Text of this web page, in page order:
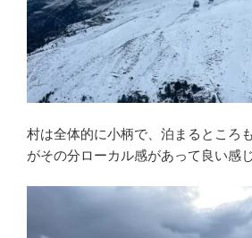
村は全体的に小柄で、泊まるところ
がその分ローカル感があって良い感じ